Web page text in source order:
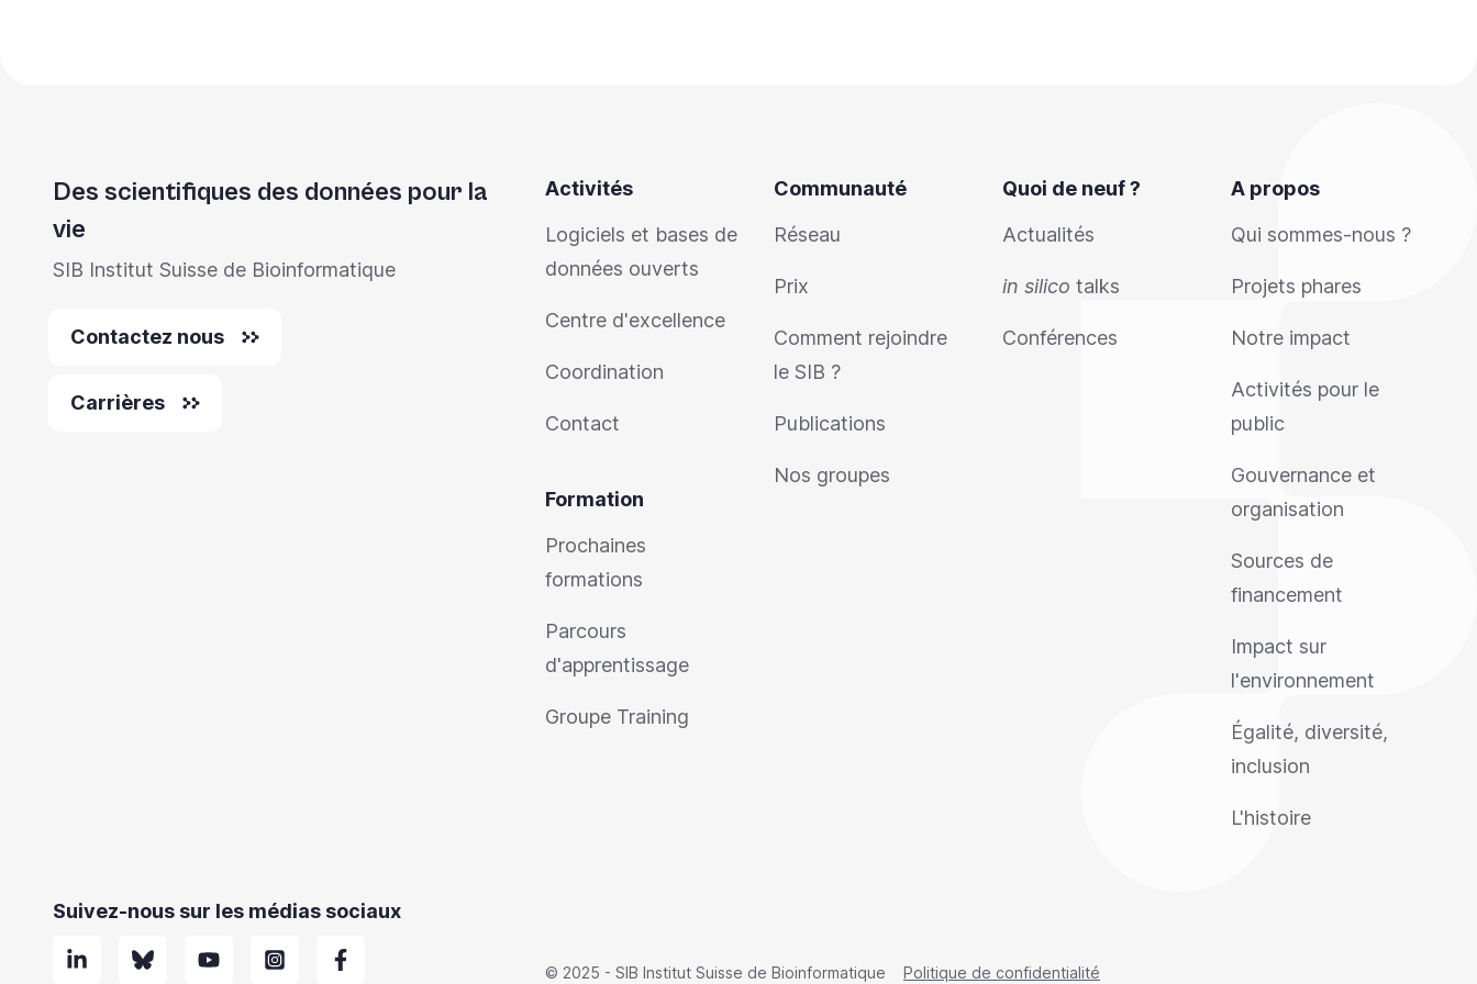
Des scientifiques des données pour la
vie
SIB Institut Suisse de Bioinformatique
Contactez nous
Carrières
Activités
Logiciels et bases de
données ouverts
Centre d'excellence
Coordination
Contact
Formation
Prochaines
formations
Parcours
d'apprentissage
Groupe Training
Communauté
Réseau
Prix
Comment rejoindre
le SIB ?
Publications
Nos groupes
Quoi de neuf ?
Actualités
in silico talks
Conférences
A propos
Qui sommes-nous ?
Projets phares
Notre impact
Activités pour le
public
Gouvernance et
organisation
Sources de
financement
Impact sur
l'environnement
Égalité, diversité,
inclusion
L'histoire
Suivez-nous sur les médias sociaux
© 2025 - SIB Institut Suisse de Bioinformatique Politique de confidentialité